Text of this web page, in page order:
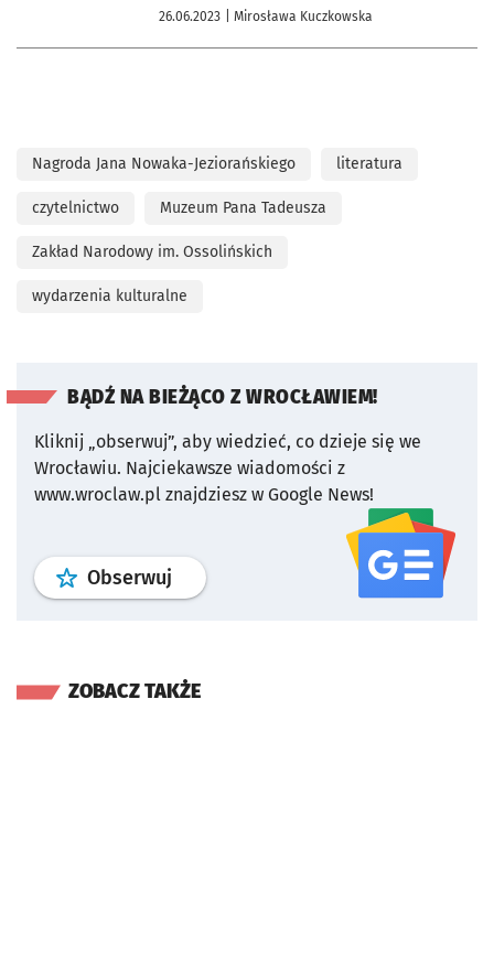
26.06.2023 | Mirosława Kuczkowska
Nagroda Jana Nowaka-Jeziorańskiego literatura
czytelnictwo Muzeum Pana Tadeusza
Zakład Narodowy im. Ossolińskich
wydarzenia kulturalne
BĄDŹ NA BIEŻĄCO Z WROCŁAWIEM!
Kliknij „obserwuj”, aby wiedzieć, co dzieje się we
Wrocławiu. Najciekawsze wiadomości z
www.wroclaw.pl znajdziesz w Google News!
Obserwuj profil serwisu
ZOBACZ TAKŻE